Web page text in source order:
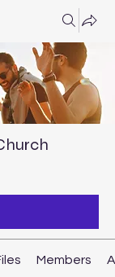
Members